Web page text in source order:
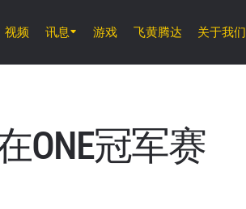
视频 讯息 游戏 飞黄腾达 关于我们
ONE冠军赛